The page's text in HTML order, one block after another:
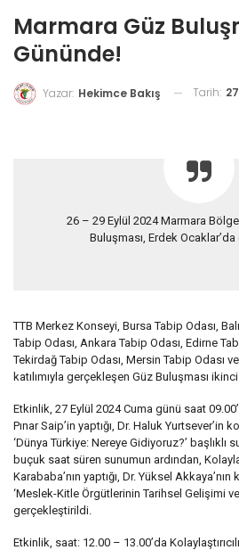
Marmara Güz
Gününde!
Yazar: Hekimce Bakış Tarih:
26 – 29 Eylül 2024 Marmara
Buluşması, Erdek
TTB Merkez Konseyi, Bursa Tabip Odası,
Tabip Odası, Ankara Tabip Odası, Edirne
Tekirdağ Tabip Odası, Mersin Tabip Odası
katılımıyla gerçekleşen Güz Buluşması
Etkinlik, 27 Eylül 2024 Cuma günü saat
Pınar Saip’in yaptığı, Dr. Haluk Yurtsever’in
‘Dünya Türkiye: Nereye Gidiyoruz?’ başlıklı
buçuk saat süren sunumun ardından,
Karababa’nın yaptığı, Dr. Yüksel Akkaya’nın
‘Meslek-Kitle Örgütlerinin Tarihsel Gelişimi
gerçekleştirildi.
Etkinlik, saat: 12.00 – 13.00’da